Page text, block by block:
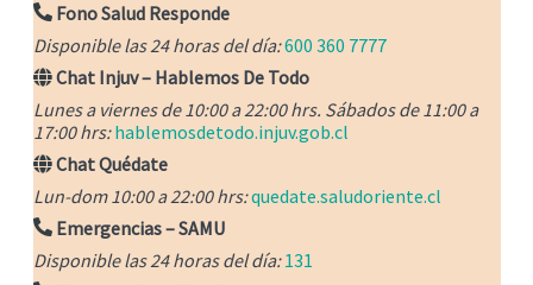
Fono Salud Responde
Disponible las 24 horas del día:600 360 7777
Chat Injuv – Hablemos De Todo
Lunes a viernes de 10:00 a 22:00 hrs. Sábados de 11:00 a
17:00 hrs: hablemosdetodo.injuv.gob.cl
Chat Quédate
Lun-dom 10:00 a 22:00 hrs:quedate.saludoriente.cl
Emergencias – SAMU
Disponible las 24 horas del día: 131